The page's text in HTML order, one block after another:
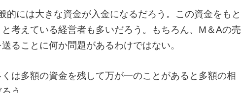
的には大きな資金が入金になるだろう。この資金をもと
考えている経営者も多いだろう。もちろん、M＆Aの売
ることに何か問題があるわけではない。
は多額の資金を残して万が一のことがあると多額の相